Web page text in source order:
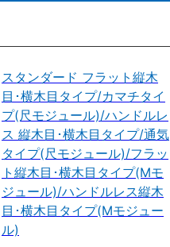
スタンダード フラット縦木
目･横木目タイプ/カマチタイ
プ(尺モジュール)/ハンドルレ
ス 縦木目･横木目タイプ/通気
タイプ(尺モジュール)/フラッ
ト縦木目･横木目タイプ(Mモ
ジュール)/ハンドルレス縦木
目･横木目タイプ(Mモジュー
ル)